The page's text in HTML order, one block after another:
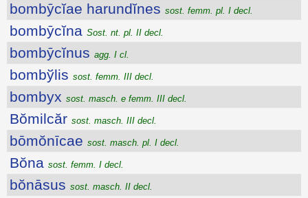
bombȳcĭae harundĭnes sost. femm. pl. I decl.
bombȳcĭna Sost. nt. pl. II decl.
bombȳcĭnus agg. I cl.
bombўlis sost. femm. III decl.
bombyx sost. masch. e femm. III decl.
Bŏmilcăr sost. masch. III decl.
bōmŏnīcae sost. masch. pl. I decl.
Bŏna sost. femm. I decl.
bŏnāsus sost. masch. II decl.